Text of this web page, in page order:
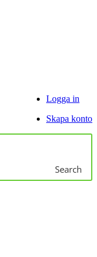
Logga in
Skapa konto
Search